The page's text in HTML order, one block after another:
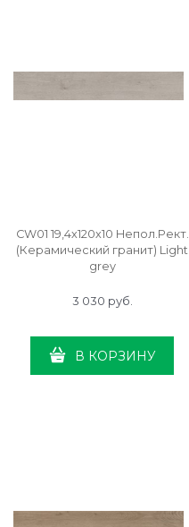
CW01 19,4х120х10 Непол.Рект.
(Керамический гранит) Light
grey
3 030 руб.
В КОРЗИНУ